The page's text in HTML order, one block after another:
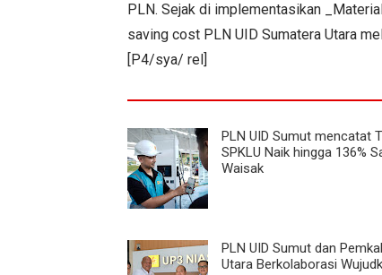
PLN. Sejak di implementasikan
saving cost PLN UID Sumatera Utara
[P4/sya/ rel]
PLN UID Sumut mencatat
SPKLU Naik hingga 136%
Waisak
PLN UID Sumut dan
Utara Berkolaborasi